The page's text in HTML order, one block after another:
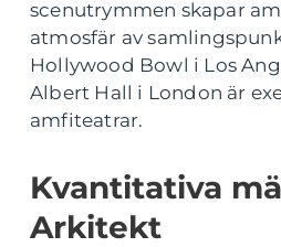
scenutrymmen skapar
atmosfär av
Hollywood Bowl i Los
Albert Hall i London är
amfiteatrar.
Kvantitativa
Arkitekt